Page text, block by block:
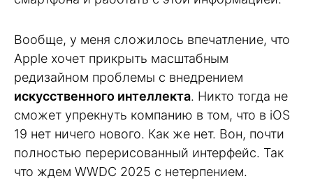
Вообще, у меня сложилось впечатление, что
Apple хочет прикрыть масштабным
редизайном проблемы с внедрением
искусственного интеллекта. Никто тогда не
сможет упрекнуть компанию в том, что в iOS
19 нет ничего нового. Как же нет. Вон, почти
полностью перерисованный интерфейс. Так
что ждем WWDC 2025 с нетерпением.